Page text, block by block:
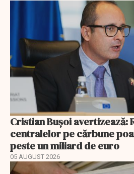
Cristian Bușoi avertizează:
centralelor pe cărbune
peste un miliard de euro
05 AUGUST 2026